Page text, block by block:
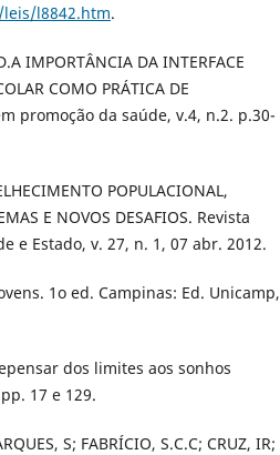
l8842.htm.
IMPORTÂNCIA DA INTERFACE
COMO PRÁTICA DE
promoção da saúde, v.4, n.2. p.30-
POPULACIONAL,
E NOVOS DESAFIOS. Revista
e Estado, v. 27, n. 1, 07 abr. 2012.
1o ed. Campinas: Ed. Unicamp,
dos limites aos sonhos
17 e 129.
S; FABRÍCIO, S.C.C; CRUZ, IR;